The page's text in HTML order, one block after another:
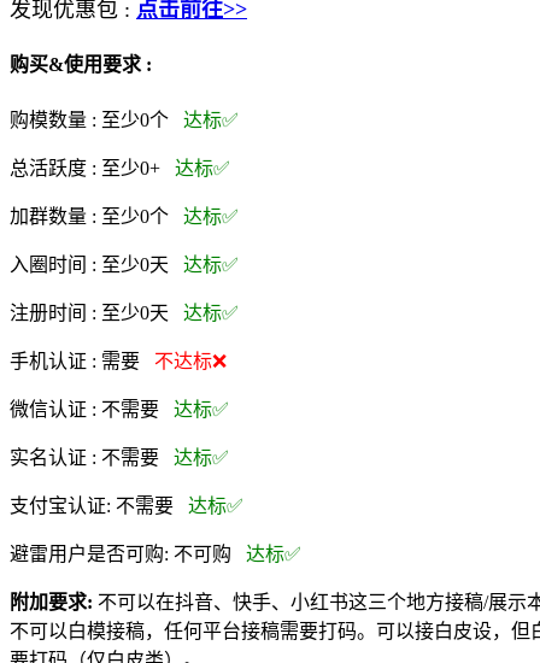
发现优惠包 : 点击前往>>
购买&使用要求 :
购模数量 : 至少0个 达标✅
总活跃度 : 至少0+ 达标✅
加群数量 : 至少0个 达标✅
入圈时间 : 至少0天 达标✅
注册时间 : 至少0天 达标✅
手机认证 : 需要 不达标❌
微信认证 : 不需要 达标✅
实名认证 : 不需要 达标✅
支付宝认证: 不需要 达标✅
避雷用户是否可购: 不可购 达标✅
附加要求: 不可以在抖音、快手、小红书这三个地方接稿/展示
不可以白模接稿，任何平台接稿需要打码。可以接白皮设，